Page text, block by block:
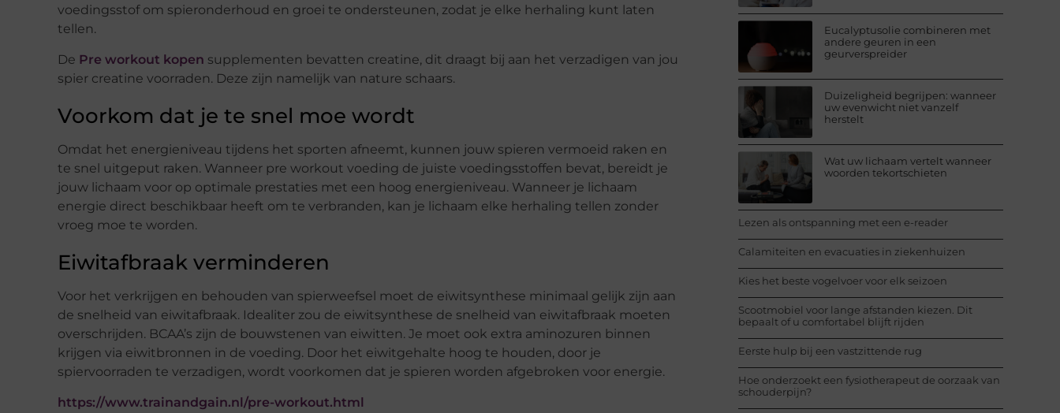
voedingsstof om spieronderhoud en groei te ondersteunen, zodat je elke herhaling kunt laten
tellen.
De Pre workout kopen supplementen bevatten creatine, dit draagt bij aan het verzadigen van jou
spier creatine voorraden. Deze zijn namelijk van nature schaars.
Voorkom dat je te snel moe wordt
Omdat het energieniveau tijdens het sporten afneemt, kunnen jouw spieren vermoeid raken en
te snel uitgeput raken. Wanneer pre workout voeding de juiste voedingsstoffen bevat, bereidt je
jouw lichaam voor op optimale prestaties met een hoog energieniveau. Wanneer je lichaam
energie direct beschikbaar heeft om te verbranden, kan je lichaam elke herhaling tellen zonder
vroeg moe te worden.
Eiwitafbraak verminderen
Voor het verkrijgen en behouden van spierweefsel moet de eiwitsynthese minimaal gelijk zijn aan
de snelheid van eiwitafbraak. Idealiter zou de eiwitsynthese de snelheid van eiwitafbraak moeten
overschrijden. BCAA’s zijn de bouwstenen van eiwitten. Je moet ook extra aminozuren binnen
krijgen via eiwitbronnen in de voeding. Door het eiwitgehalte hoog te houden, door je
spiervoorraden te verzadigen, wordt voorkomen dat je spieren worden afgebroken voor energie.
https://www.trainandgain.nl/pre-workout.html
Eucalyptusolie combineren met
andere geuren in een
geurverspreider
Duizeligheid begrijpen: wanneer
uw evenwicht niet vanzelf
herstelt
Wat uw lichaam vertelt wanneer
woorden tekortschieten
Lezen als ontspanning met een e-reader
Calamiteiten en evacuaties in ziekenhuizen
Kies het beste vogelvoer voor elk seizoen
Scootmobiel voor lange afstanden kiezen. Dit
bepaalt of u comfortabel blijft rijden
Eerste hulp bij een vastzittende rug
Hoe onderzoekt een fysiotherapeut de oorzaak van
schouderpijn?